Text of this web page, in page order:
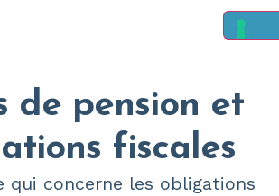
de pension et
fiscales
qui concerne les obligations